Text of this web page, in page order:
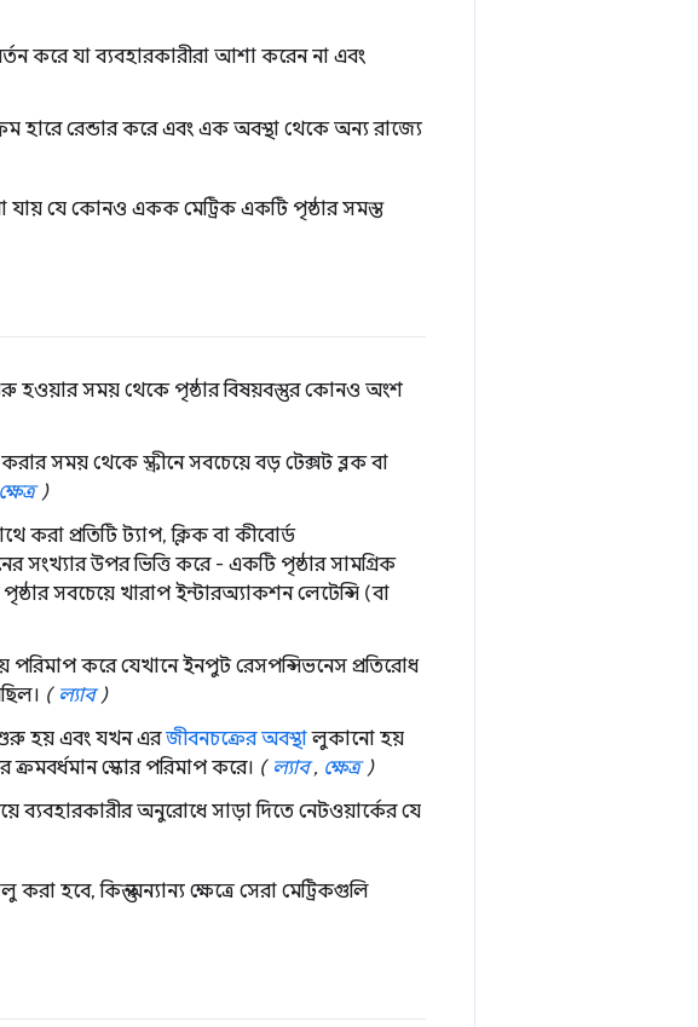
করে যা ব্যবহারকারীরা আশা করেন না এবং
হারে রেন্ডার করে এবং এক অবস্থা থেকে অন্য রাজ্যে
যায় যে কোনও একক মেট্রিক একটি পৃষ্ঠার সমস্ত
হওয়ার সময় থেকে পৃষ্ঠার বিষয়বস্তুর কোনও অংশ
সময় থেকে স্ক্রীনে সবচেয়ে বড় টেক্সট ব্লক বা
ক্ষেত্র)
করা প্রতিটি ট্যাপ, ক্লিক বা কীবোর্ড
সংখ্যার উপর ভিত্তি করে - একটি পৃষ্ঠার সামগ্রিক
সবচেয়ে খারাপ ইন্টারঅ্যাকশন লেটেন্সি (বা
করে যেখানে ইনপুট রেসপন্সিভনেস প্রতিরোধ
( ল্যাব)
হয় এবং যখন এরজীবনচক্রের অবস্থালুকানো হয়
স্কোর পরিমাপ করে। ( ল্যাব, ক্ষেত্র)
ব্যবহারকারীর অনুরোধে সাড়া দিতে নেটওয়ার্কের যে
হবে, কিন্তু অন্যান্য ক্ষেত্রে সেরা মেট্রিকগুলি